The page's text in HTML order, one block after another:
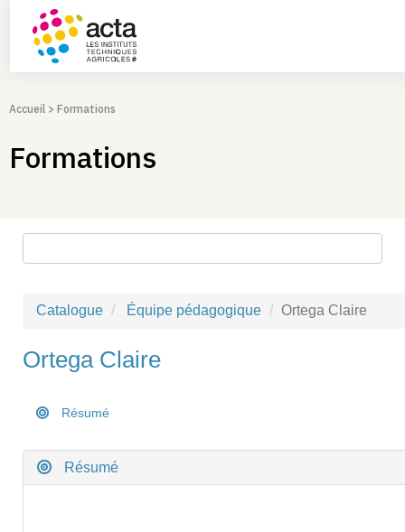
Accueil > Formations
Formations
Catalogue Équipe pédagogique Ortega Claire
Ortega Claire
Résumé
Résumé